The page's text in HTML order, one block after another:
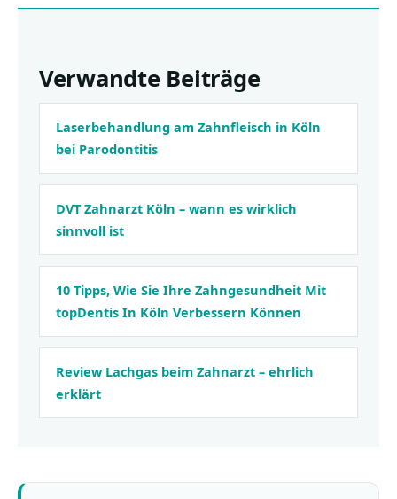
Verwandte Beiträge
Laserbehandlung am Zahnfleisch in Köln
bei Parodontitis
DVT Zahnarzt Köln – wann es wirklich
sinnvoll ist
10 Tipps, Wie Sie Ihre Zahngesundheit Mit
topDentis In Köln Verbessern Können
Review Lachgas beim Zahnarzt – ehrlich
erklärt